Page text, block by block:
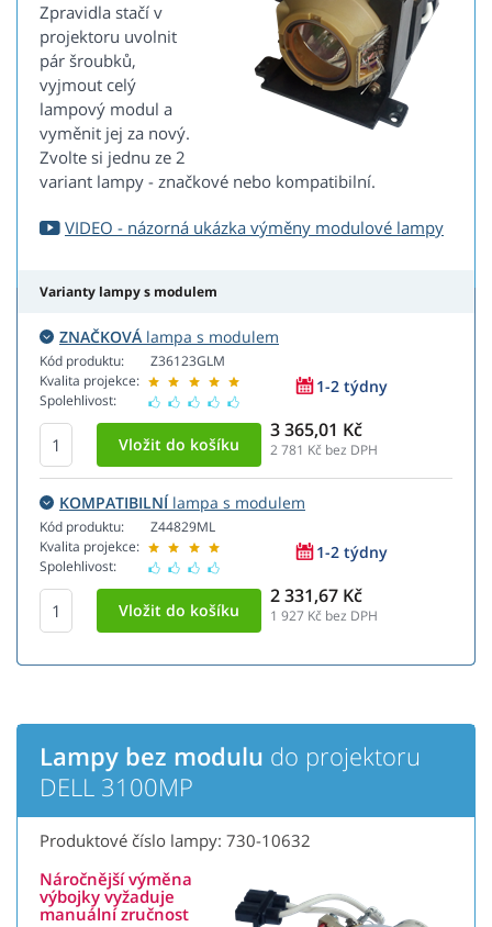
Zpravidla stačí v
projektoru uvolnit
pár šroubků,
vyjmout celý
lampový modul a
vyměnit jej za nový.
Zvolte si jednu ze 2
variant lampy - značkové nebo kompatibilní.
VIDEO - názorná ukázka výměny modulové lampy
Varianty lampy s modulem
ZNAČKOVÁ lampa s modulem
Kód produktu:
Kvalita projekce:
Spolehlivost:
Z36123GLM
1-2 týdny
3 365,01 Kč
2 781 Kč bez DPH
KOMPATIBILNÍlampa s modulem
Kód produktu:
Kvalita projekce:
Spolehlivost:
Z44829ML
1-2 týdny
2 331,67 Kč
1 927 Kč bez DPH
Lampy bez modulu do projektoru
DELL 3100MP
Produktové číslo lampy: 730-10632
Náročnější výměna
výbojky vyžaduje
manuální zručnost